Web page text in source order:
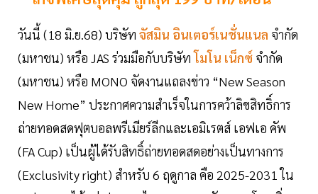
วันนี้ (18 มิ.ย.68) บริษัท จัสมิน อินเตอร์เนชั่นแนล จำกัด
(มหาชน) หรือ JAS ร่วมมือกับบริษัทโมโน เน็กซ์ จำกัด
(มหาชน) หรือ MONO จัดงานแถลงข่าว “New Season
New Home” ประกาศความสำเร็จในการคว้าลิขสิทธิ์การ
ถ่ายทอดสดฟุตบอลพรีเมียร์ลีกและเอมิเรตส์ เอฟเอ คัพ
(FA Cup) เป็นผู้ได้รับสิทธิ์ถ่ายทอดสดอย่างเป็นทางการ
(Exclusivity right) สำหรับ 6 ฤดูกาล คือ 2025-2031 ใน